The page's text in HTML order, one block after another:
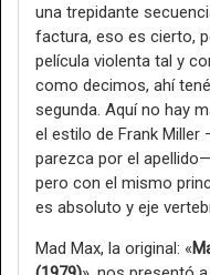
una trepidante
factura, eso es cierto,
película violenta tal y
como decimos, ahí
segunda. Aquí no hay
el estilo de Frank
parezca por el
pero con el mismo
es absoluto y eje
Mad Max, la original: «